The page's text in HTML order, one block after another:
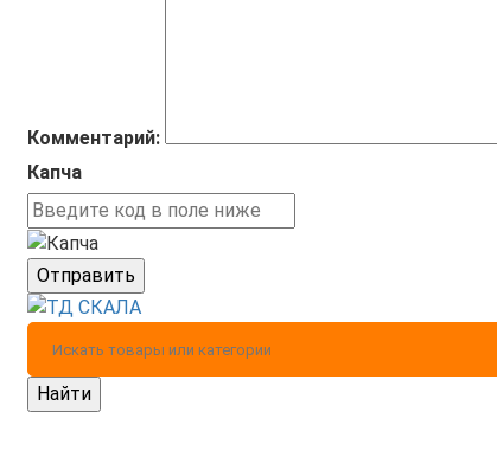
Комментарий:
Капча
Отправить
Найти